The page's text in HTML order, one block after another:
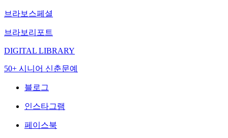
브라보스페셜
브라보리포트
DIGITAL LIBRARY
50+ 시니어 신춘문예
블로그
인스타그램
페이스북